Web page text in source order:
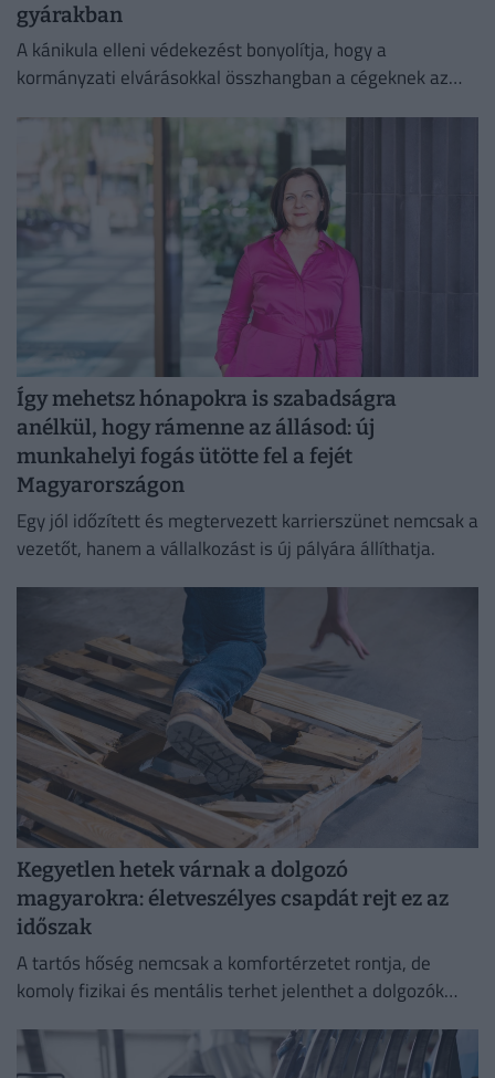
gyárakban
A kánikula elleni védekezést bonyolítja, hogy a
kormányzati elvárásokkal összhangban a cégeknek az
Így mehetsz hónapokra is szabadságra
anélkül, hogy rámenne az állásod: új
munkahelyi fogás ütötte fel a fejét
Magyarországon
Egy jól időzített és megtervezett karrierszünet nemcsak a
vezetőt, hanem a vállalkozást is új pályára állíthatja.
Kegyetlen hetek várnak a dolgozó
magyarokra: életveszélyes csapdát rejt ez az
időszak
A tartós hőség nemcsak a komfortérzetet rontja, de
komoly fizikai és mentális terhet jelenthet a dolgozók